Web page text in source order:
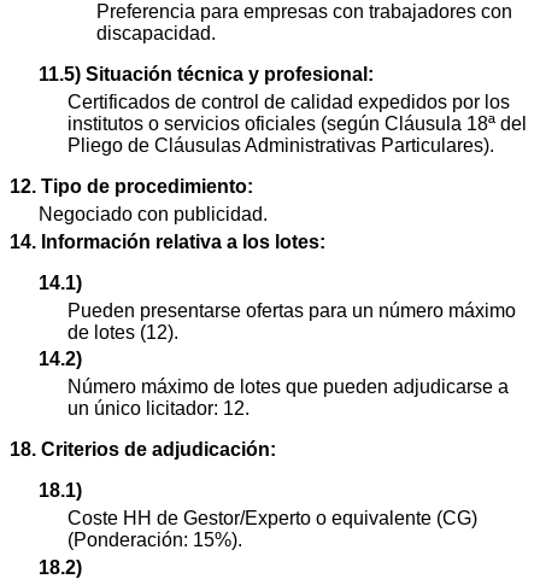
Preferencia para empresas con trabajadores con
discapacidad.
11.5) Situación técnica y profesional:
Certificados de control de calidad expedidos por los
institutos o servicios oficiales (según Cláusula 18ª del
Pliego de Cláusulas Administrativas Particulares).
12. Tipo de procedimiento:
Negociado con publicidad.
14. Información relativa a los lotes:
14.1)
Pueden presentarse ofertas para un número máximo
de lotes (12).
14.2)
Número máximo de lotes que pueden adjudicarse a
un único licitador: 12.
18. Criterios de adjudicación:
18.1)
Coste HH de Gestor/Experto o equivalente (CG)
(Ponderación: 15%).
18.2)